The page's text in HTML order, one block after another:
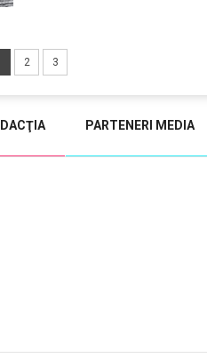
2 3
PARTENERI MEDIA